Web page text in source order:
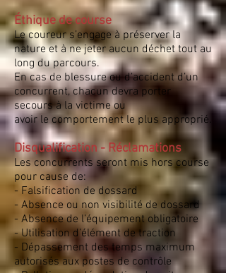
Éthique de course
Le coureur s’engage à préserver la
nature et à ne jeter aucun déchet tout au
long du parcours.
En cas de blessure ou d’accident d’un
concurrent, chacun devra porter
secours à la victime ou
avoir le comportement le plus approprié.
Disqualification - Réclamations
Les concurrents seront mis hors course
pour cause de:
- Falsification de dossard
- Absence ou non visibilité de dossard
- Absence de l’équipement obligatoire
- Utilisation d’élément de traction
- Dépassement des temps maximum
autorisés aux postes de contrôle